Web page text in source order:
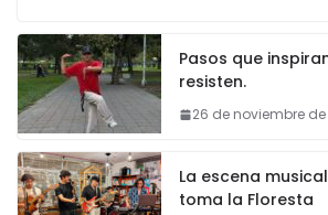
Pasos que
resisten.
26 de noviembre de
La escena
toma la Floresta